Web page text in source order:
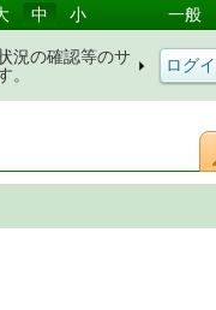
中 小 一般
況の確認等のサ
。